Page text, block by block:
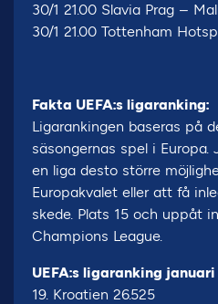
30/1 21.00 Slavia Prag –
30/1 21.00 Tottenham
Fakta UEFA:s ligaranking:
Ligarankingen baseras på
säsongernas spel i
en liga desto större
Europakvalet eller att få
skede. Plats 15 och uppåt
Champions League.
UEFA:s ligaranking januari
19. Kroatien 26.525